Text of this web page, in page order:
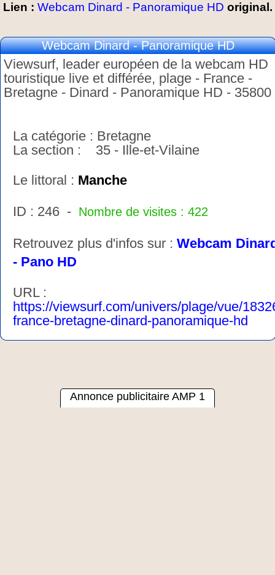
Lien : Webcam Dinard - Panoramique HD original.
Webcam Dinard - Panoramique HD
Viewsurf, leader européen de la webcam HD
touristique live et différée, plage - France -
Bretagne - Dinard - Panoramique HD - 35800
La catégorie : Bretagne
La section : 35 - Ille-et-Vilaine
Le littoral : Manche
ID : 246 - Nombre de visites : 422
Retrouvez plus d'infos sur : Webcam
- Pano HD
URL :
https://viewsurf.com/univers/plage/vue/
france-bretagne-dinard-panoramique-hd
Annonce publicitaire AMP 1